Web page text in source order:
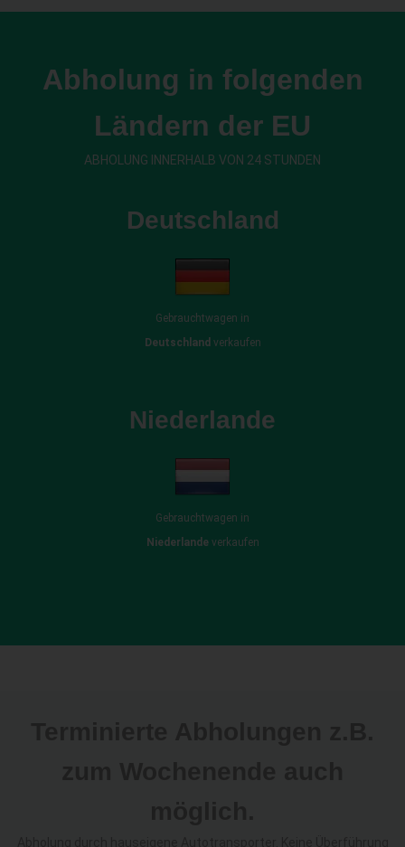
Abholung in folgenden
Ländern der EU
ABHOLUNG INNERHALB VON 24 STUNDEN
Deutschland
Gebrauchtwagen in
Deutschland verkaufen
Niederlande
Gebrauchtwagen in
Niederlandeverkaufen